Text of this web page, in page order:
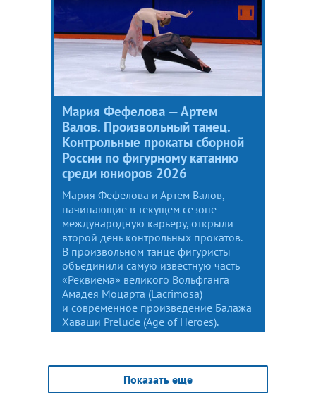
Мария Фефелова — Артем
Валов. Произвольный танец.
Контрольные прокаты сборной
России по фигурному катанию
среди юниоров 2026
Мария Фефелова и Артем Валов,
начинающие в текущем сезоне
международную карьеру, открыли
второй день контрольных прокатов.
В произвольном танце фигуристы
объединили самую известную часть
«Реквиема» великого Вольфганга
Амадея Моцарта (Lacrimosa)
и современное произведение Балажа
Хаваши Prelude (Age of Heroes).
Показать еще